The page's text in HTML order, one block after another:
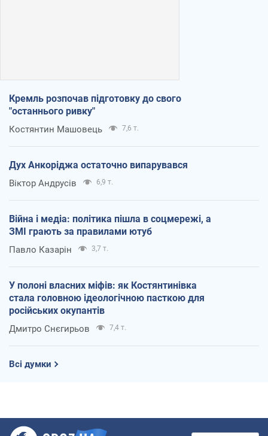
Кремль розпочав підготовку до свого
"останнього ривку"
Костянтин Машовець 7,6 т.
Дух Анкоріджа остаточно випарувався
Віктор Андрусів 6,9 т.
Війна і медіа: політика пішла в соцмережі, а
ЗМІ грають за правилами ютуб
Павло Казарін 3,7 т.
У полоні власних міфів: як Костянтинівка
стала головною ідеологічною пасткою для
російських окупантів
Дмитро Снєгирьов 7,4 т.
Всі думки